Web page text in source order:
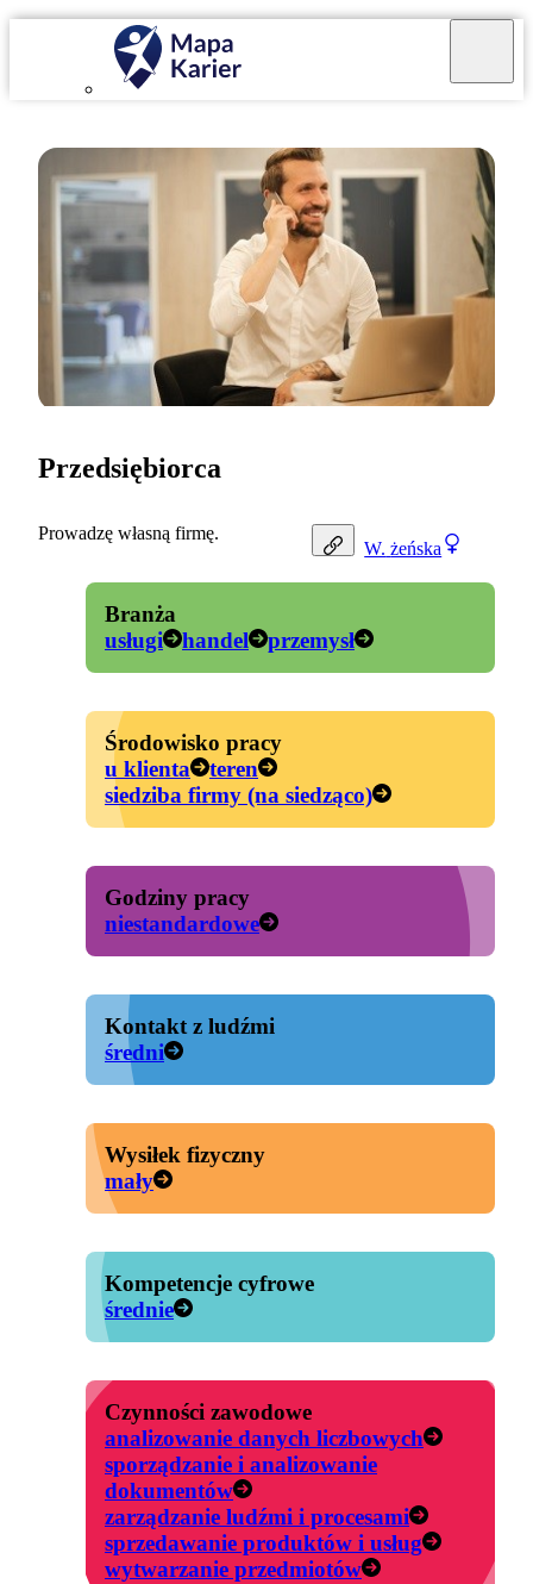
W. żeńska
Przedsiębiorca
Prowadzę własną firmę.
Branża
usługi
handel przemysł
Środowisko pracy
u klienta
teren
siedziba firmy (na siedząco)
Godziny pracy
niestandardowe
Kontakt z ludźmi
średni
Wysiłek fizyczny
mały
Kompetencje cyfrowe
średnie
Czynności zawodowe
analizowanie danych liczbowych
sporządzanie i analizowanie
dokumentów
zarządzanie ludźmi i procesami
sprzedawanie produktów i usług
wytwarzanie przedmiotów